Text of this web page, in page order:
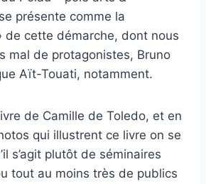
présente comme la
de cette démarche, dont nous
mal de protagonistes, Bruno
Aït-Touati, notamment.
de Camille de Toledo, et en
qui illustrent ce livre on se
s’agit plutôt de séminaires
tout au moins très de publics